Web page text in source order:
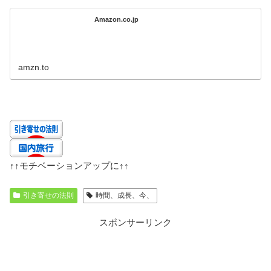
Amazon.co.jp
amzn.to
↑↑モチベーションアップに ↑↑
引き寄せの法則 時間、成長、今、
スポンサーリンク